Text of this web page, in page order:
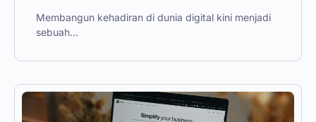
Membangun kehadiran di dunia digital kini menjadi
sebuah...